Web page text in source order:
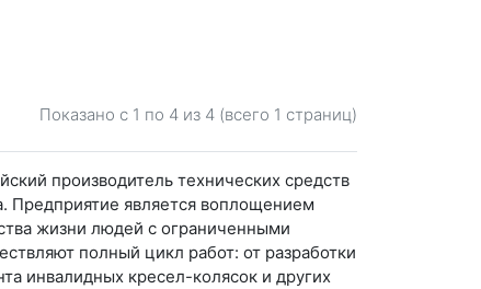
Показано с 1 по 4из 4 (всего 1 страниц)
производитель технических средств
Предприятие является воплощением
жизни людей с ограниченными
полный цикл работ: от разработки
инвалидных кресел-колясок и других